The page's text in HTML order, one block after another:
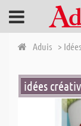
Aduis >
idées